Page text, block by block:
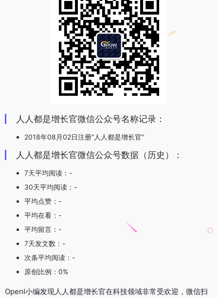
人人都是增长官微信公众号名称记录：
2018年08月02日注册“人人都是增长官”
人人都是增长官微信公众号数据（历史）：
7天平均阅读：-
30天平均阅读：-
平均点赞：-
平均在看：-
平均留言：-
7天发文数：-
次条平均阅读：-
原创比例：0%
OpenI小编发现人人都是增长官在科技领域非常受欢迎，微信扫